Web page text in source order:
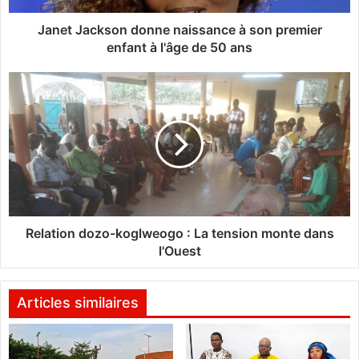
k
n
n
e
n
s
c
s
o
Janet Jackson donne naissance à son premier
enfant à l'âge de 50 ans
l
a
t
i
d
o
-
o
g
l
Relation dozo-koglweogo : La tension monte dans
l'Ouest
Articles similaires